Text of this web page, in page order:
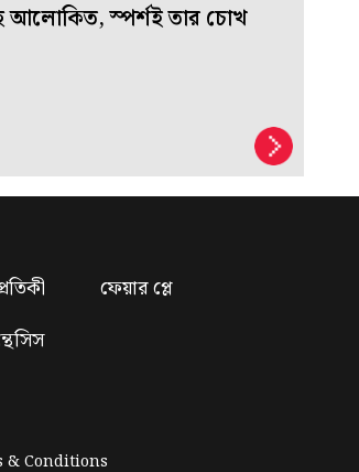
আলোকিত, স্পর্শই তার চোখ
ফেয়ার প্লে
& Conditions